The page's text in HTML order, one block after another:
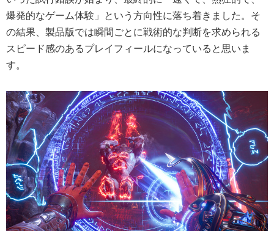
爆発的なゲーム体験」という方向性に落ち着きました。そ
の結果、製品版では瞬間ごとに戦術的な判断を求められる
スピード感のあるプレイフィールになっていると思いま
す。